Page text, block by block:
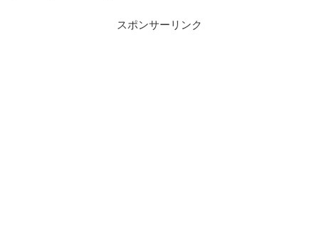
スポンサーリンク